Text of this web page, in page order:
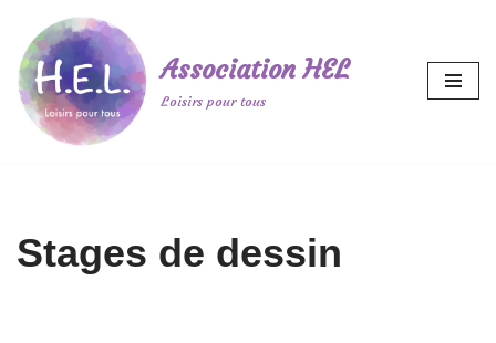
Aller
au
contenu
Association HEL
Loisirs pour tous
Stages de dessin